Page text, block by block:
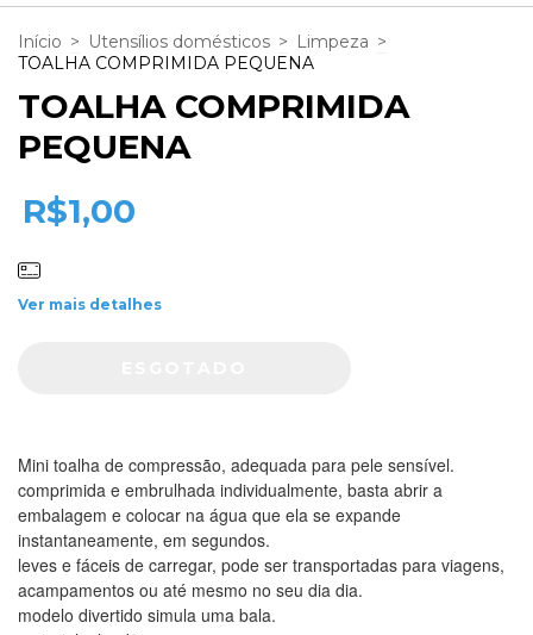
Início > Utensílios domésticos > Limpeza >
TOALHA COMPRIMIDA PEQUENA
TOALHA COMPRIMIDA
PEQUENA
R$1,00
Ver mais detalhes
Mini toalha de compressão, adequada para pele sensível.
comprimida e embrulhada individualmente, basta abrir a
embalagem e colocar na água que ela se expande
instantaneamente, em segundos.
leves e fáceis de carregar, pode ser transportadas para viagens,
acampamentos ou até mesmo no seu dia dia.
modelo divertido simula uma bala.